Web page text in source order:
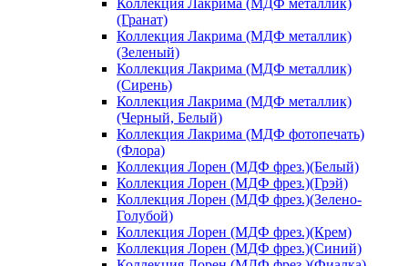
Коллекция Лакрима (МДФ металлик)
(Гранат)
Коллекция Лакрима (МДФ металлик)
(Зеленый)
Коллекция Лакрима (МДФ металлик)
(Сирень)
Коллекция Лакрима (МДФ металлик)
(Черный, Белый)
Коллекция Лакрима (МДФ фотопечать)
(Флора)
Коллекция Лорен (МДФ фрез.)(Белый)
Коллекция Лорен (МДФ фрез.)(Грэй)
Коллекция Лорен (МДФ фрез.)(Зелено-
Голубой)
Коллекция Лорен (МДФ фрез.)(Крем)
Коллекция Лорен (МДФ фрез.)(Синий)